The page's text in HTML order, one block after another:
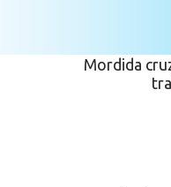
Mordida